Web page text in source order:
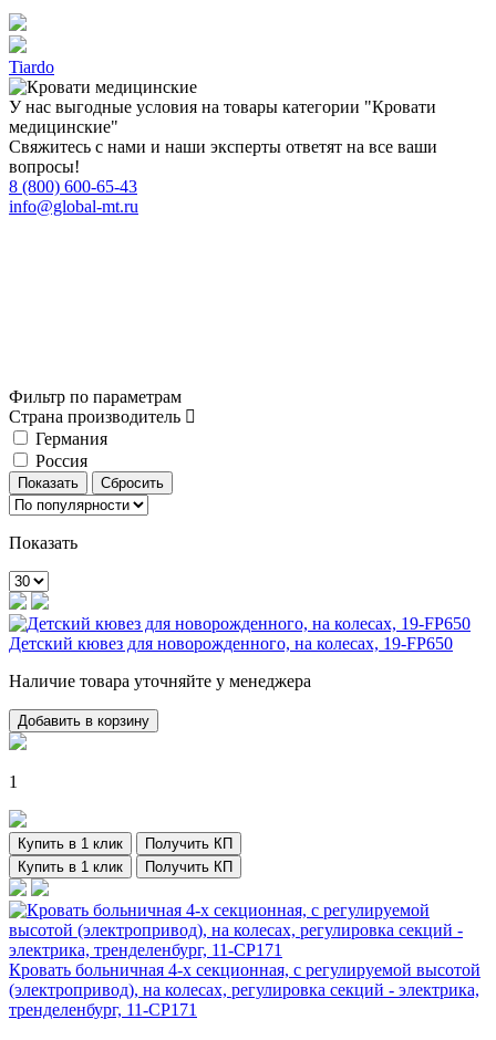
Tiardo
У нас выгодные условия на товары категории "Кровати
медицинские"
Свяжитесь с нами и наши эксперты ответят на все ваши
вопросы!
8 (800) 600-65-43
info@global-mt.ru
Фильтр по параметрам
Страна производитель
Германия
Россия
Показать
Детский кювез для новорожденного, на колесах, 19-FP650
Наличие товара уточняйте у менеджера
Добавить в корзину
1
Купить в 1 клик
Получить КП
Купить в 1 клик
Получить КП
Кровать больничная 4-х секционная, с регулируемой высотой
(электропривод), на колесах, регулировка секций - электрика,
тренделенбург, 11-CP171